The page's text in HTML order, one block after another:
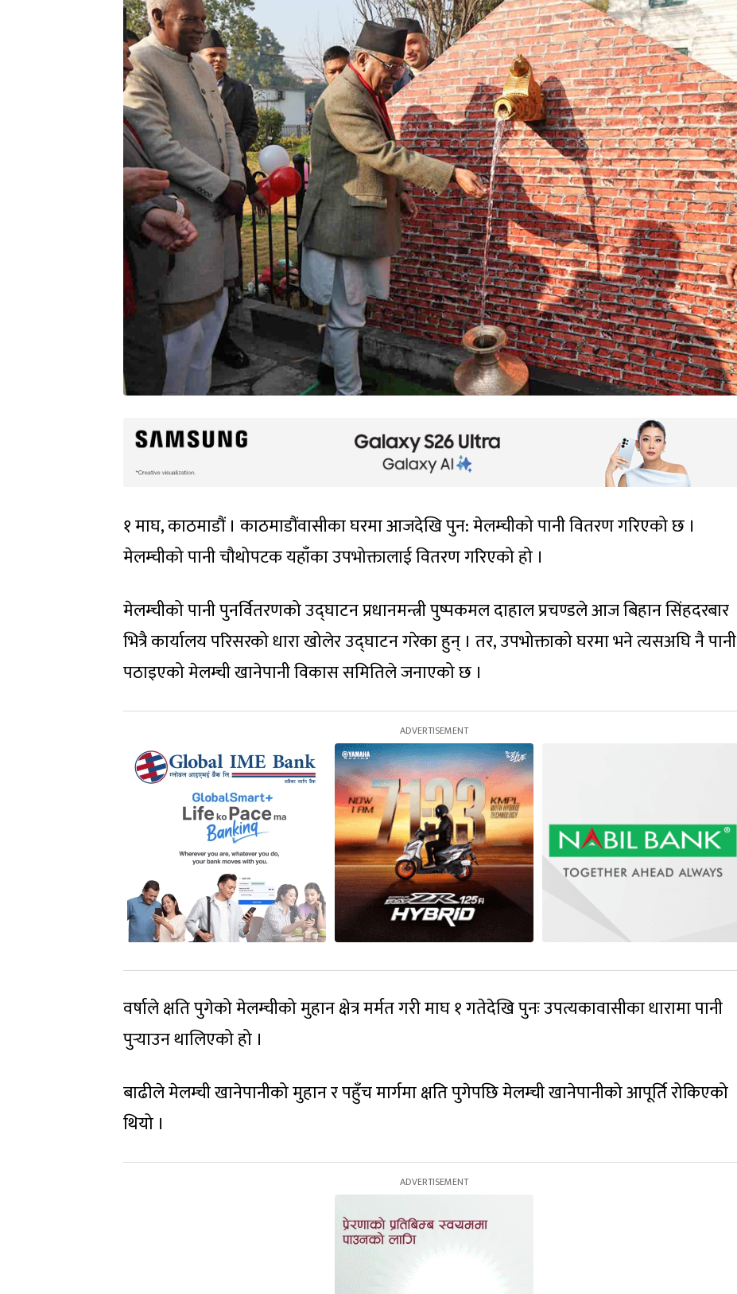
१ माघ, काठमाडौं । काठमाडौंवासीका घरमा आजदेखि पुन: मेलम्चीको पानी वितरण गरिएको छ ।
मेलम्चीको पानी चौथोपटक यहाँका उपभोक्तालाई वितरण गरिएको हो ।
मेलम्चीको पानी पुनर्वितरणको उद्घाटन प्रधानमन्त्री पुष्पकमल दाहाल प्रचण्डले आज बिहान सिंहदरबार
भित्रै कार्यालय परिसरको धारा खोलेर उद्घाटन गरेका हुन् । तर, उपभोक्ताको घरमा भने त्यसअघि नै पानी
पठाइएको मेलम्ची खानेपानी विकास समितिले जनाएको छ ।
वर्षाले क्षति पुगेको मेलम्चीको मुहान क्षेत्र मर्मत गरी माघ १ गतेदेखि पुनः उपत्यकावासीका धारामा पानी
पुर्‍याउन थालिएको हो ।
बाढीले मेलम्ची खानेपानीको मुहान र पहुँच मार्गमा क्षति पुगेपछि मेलम्ची खानेपानीको आपूर्ति रोकिएको
थियो ।